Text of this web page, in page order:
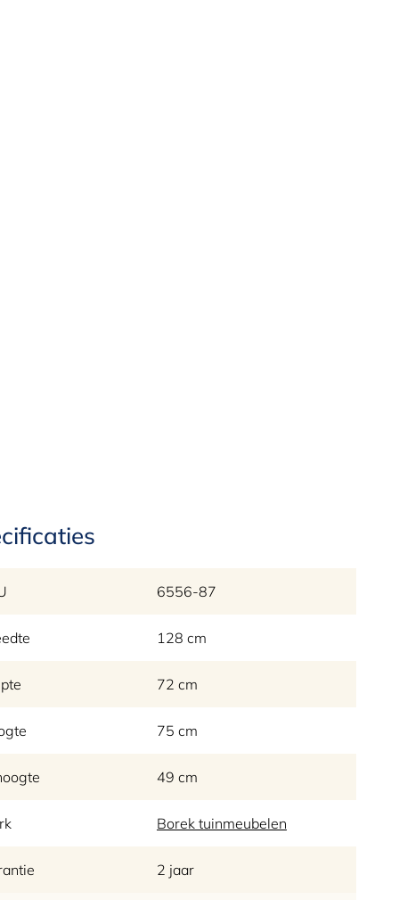
6556-87
128 cm
72 cm
75 cm
49 cm
Borek tuinmeubelen
2 jaar